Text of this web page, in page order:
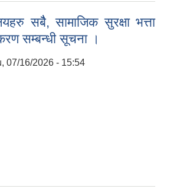
सबैै, सामाजिक सुरक्षा भत्ता
सम्बन्धी सूचना ।
07/16/2026 - 15:54